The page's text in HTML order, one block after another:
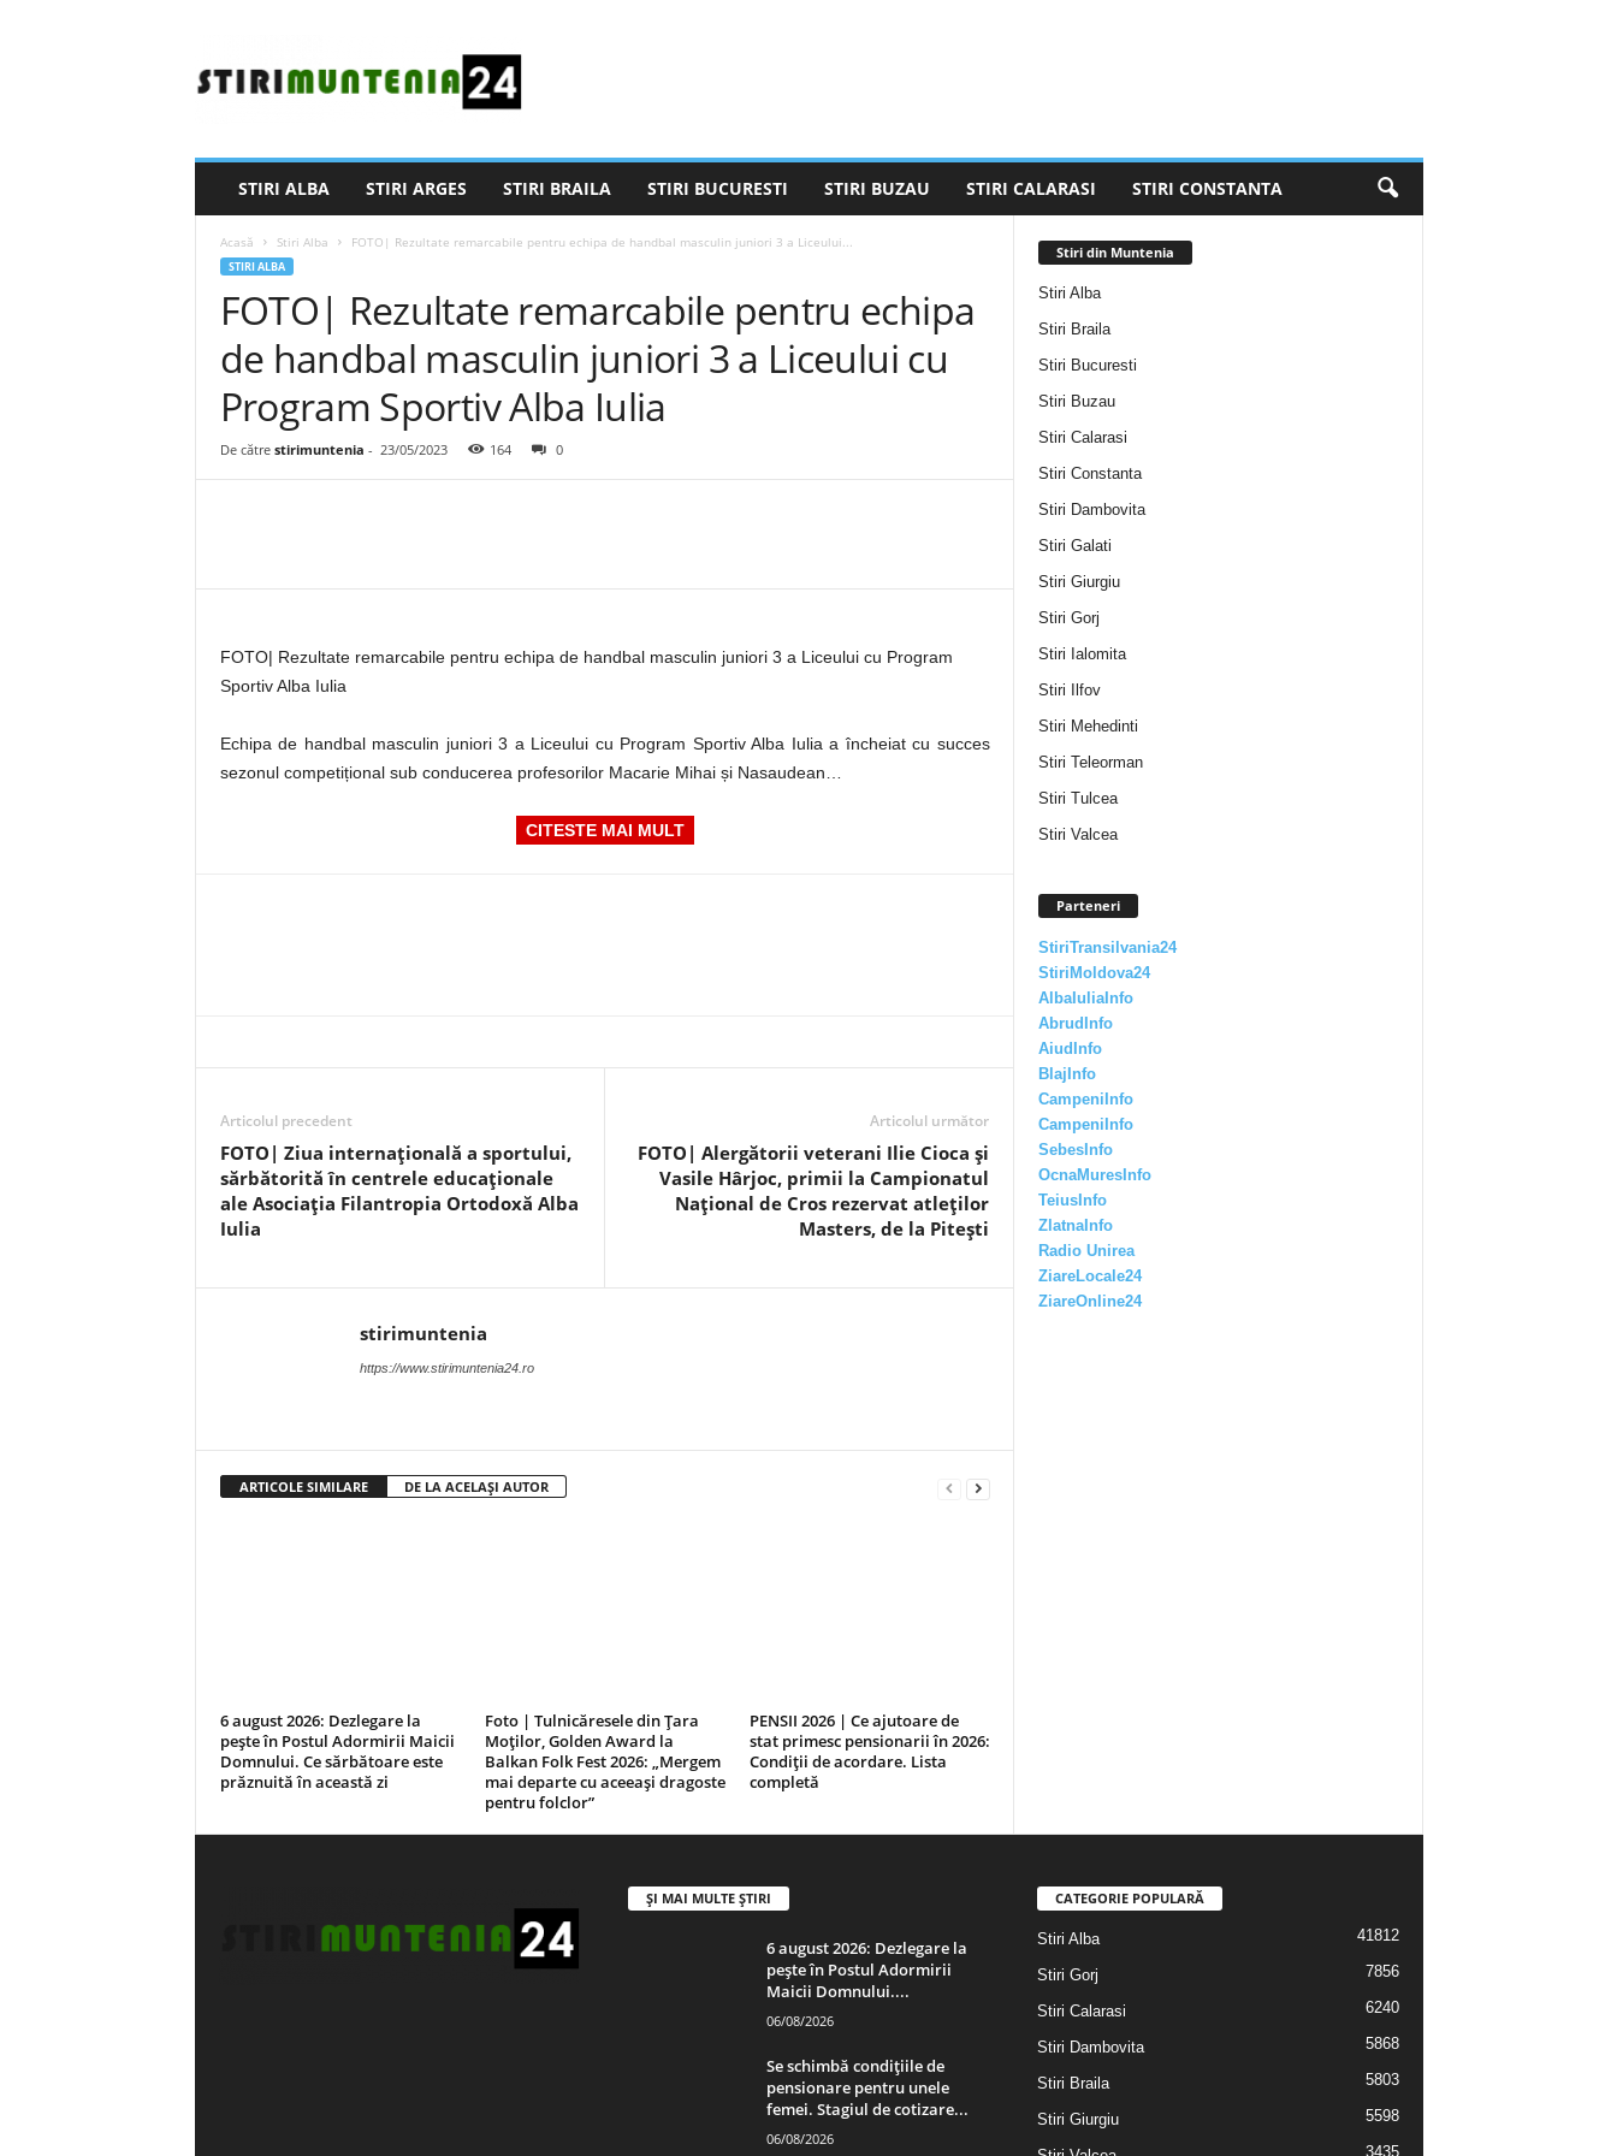
r
STIRI ALBA STIRI ARGES STIRI BRAILA STIRI BUCURESTI STIRI BUZAU STIRI CALARASI STIRI CONSTANTA
Acasă Stiri Alba FOTO| Rezultate remarcabile pentru echipa de handbal masculin juniori 3 a Liceului...
STIRI ALBA
FOTO| Rezultate remarcabile pentru echipa
de handbal masculin juniori 3 a Liceului cu
Program Sportiv Alba Iulia
De către stirimuntenia - 23/05/2023 164 0
FOTO| Rezultate remarcabile pentru echipa de handbal masculin juniori 3 a Liceului cu Program
Sportiv Alba Iulia
Echipa de handbal masculin juniori 3 a Liceului cu Program Sportiv Alba Iulia a încheiat cu succes
sezonul competițional sub conducerea profesorilor Macarie Mihai și Nasaudean…
CITESTE MAI MULT
Articolul precedent
FOTO| Ziua internațională a sportului,
sărbătorită în centrele educaționale
ale Asociația Filantropia Ortodoxă Alba
Iulia
Articolul următor
FOTO| Alergătorii veterani Ilie Cioca și
Vasile Hârjoc, primii la Campionatul
Național de Cros rezervat atleților
Masters, de la Pitești
stirimuntenia
https://www.stirimuntenia24.ro
ARTICOLE SIMILARE DE LA ACELAȘI AUTOR
6 august 2026: Dezlegare la
pește în Postul Adormirii Maicii
Domnului. Ce sărbătoare este
prăznuită în această zi
Foto | Tulnicăresele din Țara
Moților, Golden Award la
Balkan Folk Fest 2026: „Mergem
mai departe cu aceeași dragoste
pentru folclor”
PENSII 2026 | Ce ajutoare de
stat primesc pensionarii în 2026:
Condiții de acordare. Lista
completă
Stiri din Muntenia
Stiri Alba
Stiri Braila
Stiri Bucuresti
Stiri Buzau
Stiri Calarasi
Stiri Constanta
Stiri Dambovita
Stiri Galati
Stiri Giurgiu
Stiri Gorj
Stiri Ialomita
Stiri Ilfov
Stiri Mehedinti
Stiri Teleorman
Stiri Tulcea
Stiri Valcea
Parteneri
StiriTransilvania24
StiriMoldova24
AlbaIuliaInfo
AbrudInfo
AiudInfo
BlajInfo
CampeniInfo
CampeniInfo
SebesInfo
OcnaMuresInfo
TeiusInfo
ZlatnaInfo
Radio Unirea
ZiareLocale24
ZiareOnline24
ȘI MAI MULTE ȘTIRI
6 august 2026: Dezlegare la
pește în Postul Adormirii
Maicii Domnului....
06/08/2026
Se schimbă condițiile de
pensionare pentru unele
femei. Stagiul de cotizare...
06/08/2026
CATEGORIE POPULARĂ
Stiri Alba 41812
Stiri Gorj 7856
Stiri Calarasi 6240
Stiri Dambovita 5868
Stiri Braila 5803
Stiri Giurgiu 5598
3435